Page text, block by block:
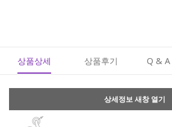
상품상세 상품후기 Q & A
상세정보 새창 열기